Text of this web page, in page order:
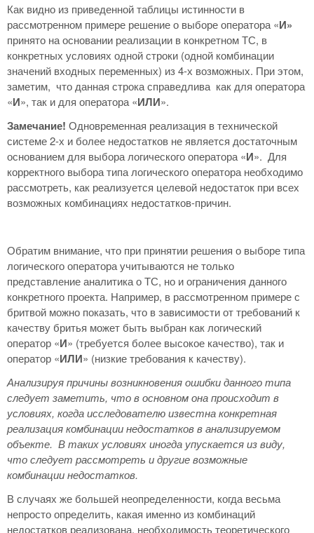
Как видно из приведенной таблицы истинности в
рассмотренном примере решение о выборе оператора «И»
принято на основании реализации в конкретном ТС, в
конкретных условиях одной строки (одной комбинации
значений входных переменных) из 4-х возможных. При этом,
заметим, что данная строка справедлива как для оператора
«И», так и для оператора «ИЛИ».
Замечание! Одновременная реализация в технической
системе 2-х и более недостатков не является достаточным
основанием для выбора логического оператора «И». Для
корректного выбора типа логического оператора необходимо
рассмотреть, как реализуется целевой недостаток при всех
возможных комбинациях недостатков-причин.
Обратим внимание, что при принятии решения о выборе типа
логического оператора учитываются не только
представление аналитика о ТС, но и ограничения данного
конкретного проекта. Например, в рассмотренном примере с
бритвой можно показать, что в зависимости от требований к
качеству бритья может быть выбран как логический
оператор «И» (требуется более высокое качество), так и
оператор «ИЛИ» (низкие требования к качеству).
Анализируя причины возникновения ошибки данного типа
следует заметить, что в основном она происходит в
условиях, когда исследователю известна конкретная
реализация комбинации недостатков в анализируемом
объекте. В таких условиях иногда упускается из виду,
что следует рассмотреть и другие возможные
комбинации недостатков.
В случаях же большей неопределенности, когда весьма
непросто определить, какая именно из комбинаций
недостатков реализована, необходимость теоретического